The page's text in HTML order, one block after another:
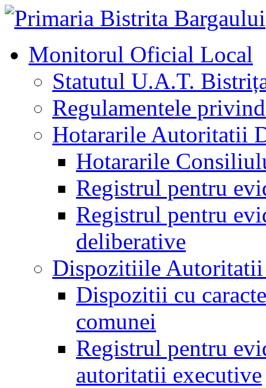
Monitorul Oficial Local
Statutul U.A.T.
Regulamentele
Hotararile Autoritatii
Hotararile
Registrul pentru
Registrul pentru
deliberative
Dispozitiile
Dispozitii cu
comunei
Registrul pentru
autoritatii executive